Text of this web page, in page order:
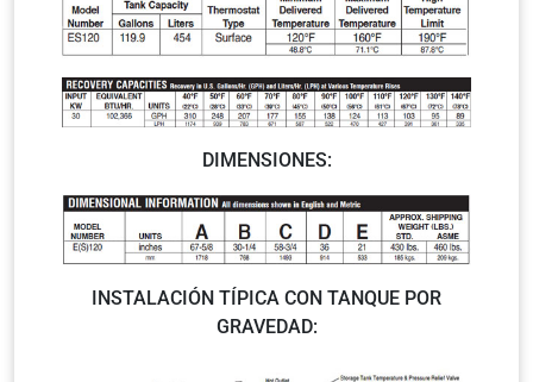
DIMENSIONES:
INSTALACIÓN TÍPICA CON TANQUE POR
GRAVEDAD: